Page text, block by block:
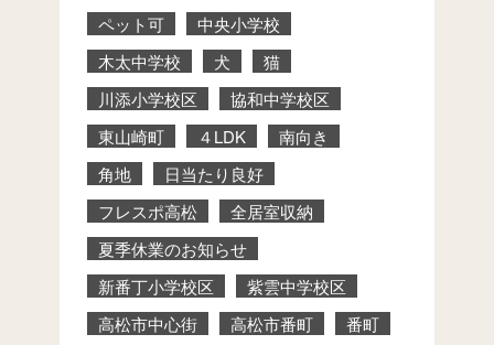
ペット可
中央小学校
木太中学校
犬
猫
川添小学校区
協和中学校区
東山崎町
４LDK
南向き
角地
日当たり良好
フレスポ高松
全居室収納
夏季休業のお知らせ
新番丁小学校区
紫雲中学校区
高松市中心街
高松市番町
番町